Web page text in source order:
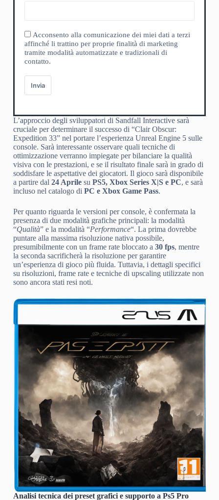
Acconsento alla comunicazione dei miei dati a terzi
affinché li trattino per proprie finalità di marketing
tramite modalità automatizzate e tradizionali di
contatto.
Invia
L’approccio degli sviluppatori di Sandfall Interactive sarà
cruciale per determinare il successo di “Clair Obscur:
Expedition 33” nel portare l’esperienza Unreal Engine 5 sulle
console. Sarà interessante osservare quali tecniche di
ottimizzazione verranno impiegate per bilanciare la qualità
visiva con le prestazioni, e se il risultato finale sarà in grado di
soddisfare le aspettative dei giocatori. Il gioco sarà disponibile
a partire dal 24 Aprilesu PS5, Xbox Series X|S e PC, e sarà
incluso nel catalogo di PC e Xbox Game Pass.
Per quanto riguarda le versioni per console, è confermata la
presenza di due modalità grafiche principali: la modalità
“Qualità” e la modalità “Performance“. La prima dovrebbe
puntare alla massima risoluzione nativa possibile,
presumibilmente con un frame rate bloccato a 30 fps, mentre
la seconda sacrificherà la risoluzione per garantire
un’esperienza di gioco più fluida. Tuttavia, i dettagli specifici
su risoluzioni, frame rate e tecniche di upscaling utilizzate non
sono ancora stati resi noti.
Analisi tecnica dei preset grafici e supporto a Ps5 Pro